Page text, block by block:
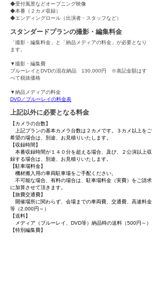
◆受付風景などオープニング映像
◆本番（２カメ収録）
◆エンディングロール（出演者・スタッフなど）
​スタンダードプランの撮影・編集料金
「撮影・編集料金」と「納品メディアの料金」が必要となり
ます。
▼撮影・編集費
ブルーレイとDVDの混在納品 130,000円 ※表記金額はす
べて税抜価格
▼納品メディアの料金
DVD／ブルーレイの料金表
​上記以外に必要となる料金
【カメラの台数】
上記プランの基本カメラ台数は２カメです。３カメ以上をご
希望の場合は、別途、お見積りいたします。
【収録時間】
本番収録時間が１４０分を超える場合、及び、２公演以上収
録する場合は、別途、お見積りいたします。
【駐車場料金】
機材搬入用の車両駐車場をご手配ください。
不可能な場合、有料の場合は、駐車場料金（実費）をご請求
に加算させて頂きます。
【旅費交通費】
開催場所に関わらず、会場までの車両費、交通費、高速料金
等（2,000円～）
【送料】
​ メディア（ブルーレイ、DVD等）納品時の送料（500円～）
【特別編集費】